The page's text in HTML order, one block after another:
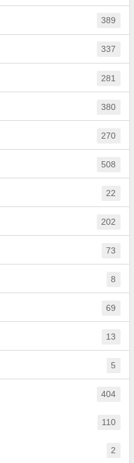
389
337
281
380
270
508
22
202
73
8
69
13
5
404
110
2